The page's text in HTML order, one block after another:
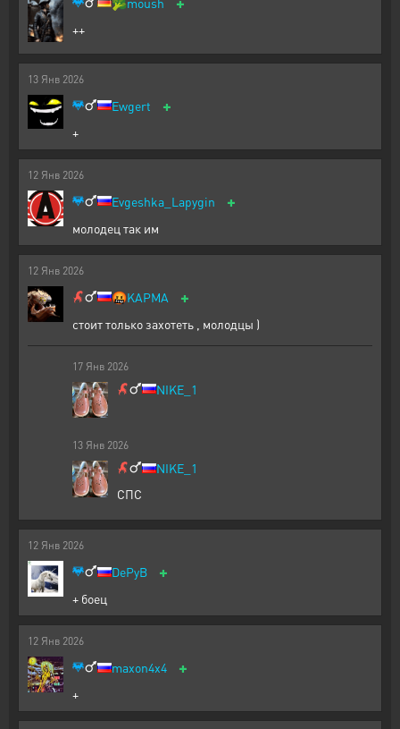
++
13 Янв 2026
Ewgert +
+
12 Янв 2026
Evgeshka_Lapygin +
молодец так им
12 Янв 2026
🤬KAPMA +
стоит только захотеть , молодцы )
17 Янв 2026
NIKE_1
13 Янв 2026
NIKE_1
СПС
12 Янв 2026
DePyB +
+ боец
12 Янв 2026
maxon4x4 +
+